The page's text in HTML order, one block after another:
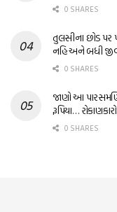
0 SHARES
તુલસીના છોડ પર
નહિ અને બધી
0 SHARES
જાણો આ
રૂપિયા…
0 SHARES